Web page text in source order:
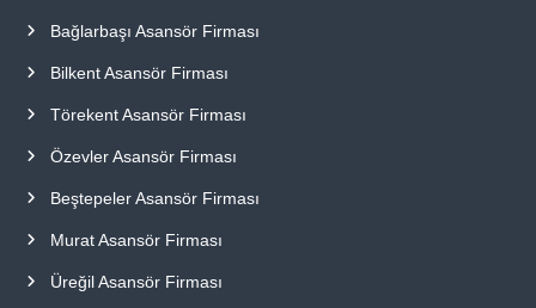
Bağlarbaşı Asansör Firması
Bilkent Asansör Firması
Törekent Asansör Firması
Özevler Asansör Firması
Beştepeler Asansör Firması
Murat Asansör Firması
Üreğil Asansör Firması